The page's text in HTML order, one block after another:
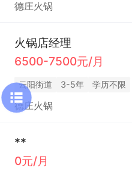
德庄火锅
火锅店经理
6500-7500元/月
云阳街道 3-5年 学历不限
德庄火锅
**
0元/月